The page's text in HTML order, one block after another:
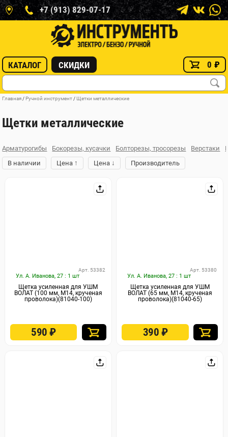
+7 (913) 829-07-17
КАТАЛОГ СКИДКИ 0 ₽
Главная / Ручной инструмент / Щетки металлические
Щетки металлические
Арматурогибы Бокорезы, кусачки Болторезы, тросорезы Верстаки
В наличии
Цена ↑ Цена ↓ Производитель
Ул. А. Иванова, 27 : 1 шт
Арт. 53382
Щетка усиленная для УШМ
ВОЛАТ (100 мм, М14, крученая
проволока)(81040-100)
590₽
Ул. А. Иванова, 27 : 1 шт
Арт. 53380
Щетка усиленная для УШМ
ВОЛАТ (65 мм, М14, крученая
проволока)(81040-65)
390 ₽